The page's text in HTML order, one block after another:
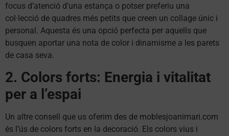
focus d’atenció d’una estança o potser preferiu una
col·lecció de quadres més petits que creen un collage únic i
personal. Aquesta és una opció perfecta per aquells que
busquen aportar una nota de color i dinamisme a les parets
de casa seva.
2. Colors forts: Energia i vitalitat
per a l’espai
Un altre consell que us oferim des de moblesjoanimari.com
és l’ús de colors forts en la decoració. Els colors vius i